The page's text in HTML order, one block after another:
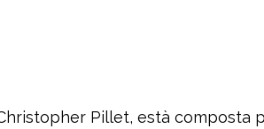
Pillet, està composta